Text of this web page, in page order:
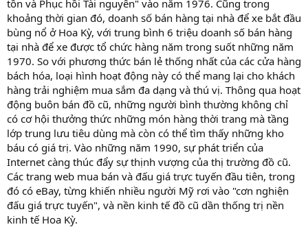
tồn và Phục hồi Tài nguyên" vào năm 1976. Cũng trong
khoảng thời gian đó, doanh số bán hàng tại nhà để xe bắt đầu
bùng nổ ở Hoa Kỳ, với trung bình 6 triệu doanh số bán hàng
tại nhà để xe được tổ chức hàng năm trong suốt những năm
1970. So với phương thức bán lẻ thống nhất của các cửa hàng
bách hóa, loại hình hoạt động này có thể mang lại cho khách
hàng trải nghiệm mua sắm đa dạng và thú vị. Thông qua hoạt
động buôn bán đồ cũ, những người bình thường không chỉ
có cơ hội thưởng thức những món hàng thời trang mà tầng
lớp trung lưu tiêu dùng mà còn có thể tìm thấy những kho
báu có giá trị. Vào những năm 1990, sự phát triển của
Internet càng thúc đẩy sự thịnh vượng của thị trường đồ cũ.
Các trang web mua bán và đấu giá trực tuyến đầu tiên, trong
đó có eBay, từng khiến nhiều người Mỹ rơi vào "cơn nghiện
đấu giá trực tuyến", và nền kinh tế đồ cũ dần thống trị nền
kinh tế Hoa Kỳ.